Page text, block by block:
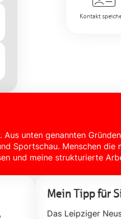
unten genannten
Sportschau. Menschen die
und meine strukturierte
Kontakt
Mein Tipp für
Das Leipziger